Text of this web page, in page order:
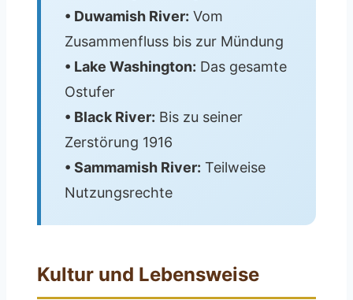
• Duwamish River: Vom
Zusammenfluss bis zur Mündung
• Lake Washington: Das gesamte
Ostufer
• Black River: Bis zu seiner
Zerstörung 1916
• Sammamish River: Teilweise
Nutzungsrechte
Kultur und Lebensweise